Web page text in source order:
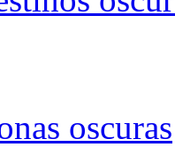
oscuras